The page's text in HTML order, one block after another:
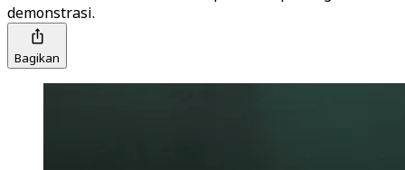
demonstrasi.
Bagikan